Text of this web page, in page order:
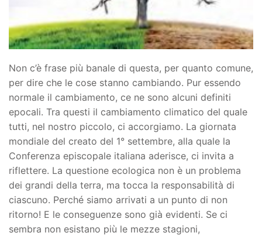
Non c’è frase più banale di questa, per quanto comune,
per dire che le cose stanno cambiando. Pur essendo
normale il cambiamento, ce ne sono alcuni definiti
epocali. Tra questi il cambiamento climatico del quale
tutti, nel nostro piccolo, ci accorgiamo. La giornata
mondiale del creato del 1° settembre, alla quale la
Conferenza episcopale italiana aderisce, ci invita a
riflettere. La questione ecologica non è un problema
dei grandi della terra, ma tocca la responsabilità di
ciascuno. Perché siamo arrivati a un punto di non
ritorno! E le conseguenze sono già evidenti. Se ci
sembra non esistano più le mezze stagioni,